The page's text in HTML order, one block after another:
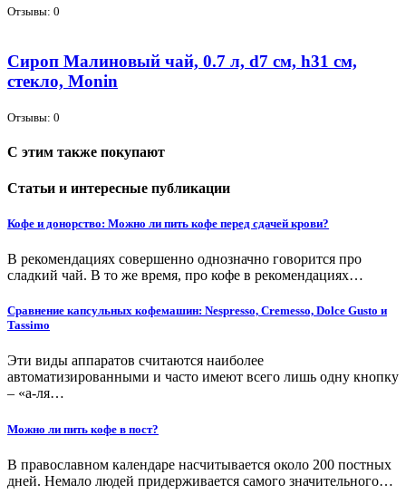
Отзывы: 0
Сироп Малиновый чай, 0.7 л, d7 см, h31 см,
стекло, Monin
Отзывы: 0
С этим также покупают
Статьи и интересные публикации
Кофе и донорство: Можно ли пить кофе перед сдачей крови?
В рекомендациях совершенно однозначно говорится про
сладкий чай. В то же время, про кофе в рекомендациях…
Сравнение капсульных кофемашин: Nespresso, Cremesso, Dolce Gusto и
Tassimo
Эти виды аппаратов считаются наиболее
автоматизированными и часто имеют всего лишь одну кнопку
– «а-ля…
Можно ли пить кофе в пост?
В православном календаре насчитывается около 200 постных
дней. Немало людей придерживается самого значительного…